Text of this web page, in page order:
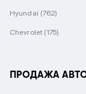
Hyundai (762)
Chevrolet (175)
ПРОДАЖА